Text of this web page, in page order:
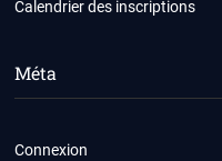
Calendrier des inscriptions
Méta
Connexion